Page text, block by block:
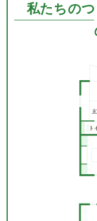
私たちの